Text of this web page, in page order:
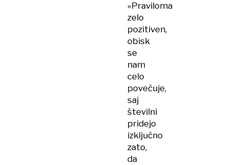
»Praviloma
zelo
pozitiven,
obisk
se
nam
celo
povečuje,
saj
številni
pridejo
izključno
zato,
da